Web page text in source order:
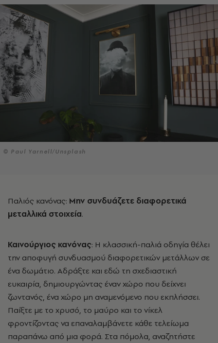
© Paul Yarnell/Unsplash
Παλιός κανόνας: Μην συνδυάζετε διαφορετικά
μεταλλικά στοιχεία.
Καινούργιος κανόνας: Η κλασσική-παλιά οδηγία θέλει
την αποφυγή συνδυασμού διαφορετικών μετάλλων σε
ένα δωμάτιο. Αδράξτε και εδώ τη σχεδιαστική
ευκαιρία, δημιουργώντας έναν χώρο που δείχνει
ζωντανός, ένα χώρο μη αναμενόμενο που εκπλήσσει.
Παίξτε με το χρυσό, το μαύρο και το νίκελ
φροντίζοντας να επαναλαμβάνετε κάθε τελείωμα
παραπάνω από μια φορά. Στα πόμολα, αναζητήστε